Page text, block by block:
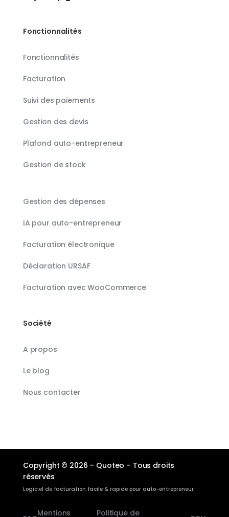
Fonctionnalités
Fonctionnalités
Facturation
Suivi des paiements
Gestion des devis
Plafond auto-entrepreneur
Gestion de stock
Gestion des dépenses
IA pour auto-entrepreneur
Facturation électronique
Déclaration URSAF
Facturation avec WooCommerce
Société
A propos
Le blog
Nous contacter
Copyright © 2026 – Quoteo – Tous droits
réservés
Logiciel de facturation facile & rapide pour auto-entrepreneur
Mentions Politique de